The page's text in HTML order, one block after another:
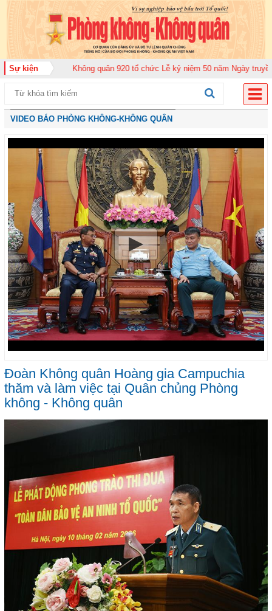
Sự kiện
đoàn Không quân 920 tổ chức Lễ kỷ niệm 50 năm Ngày truyền thống (12-11-
VIDEO BÁO PHÒNG KHÔNG-KHÔNG QUÂN
Đoàn Không quân Hoàng gia Campuchia
thăm và làm việc tại Quân chủng Phòng
không - Không quân